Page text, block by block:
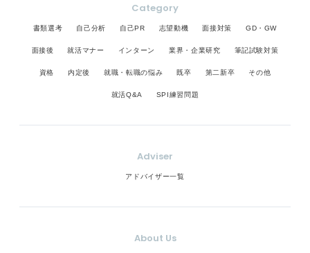
Category
書類選考 自己分析 自己PR 志望動機 面接対策 GD・GW
面接後 就活マナー インターン 業界・企業研究 筆記試験対策
資格 内定後 就職・転職の悩み 既卒 第二新卒 その他
就活Q&A SPI練習問題
Adviser
アドバイザー一覧
About Us